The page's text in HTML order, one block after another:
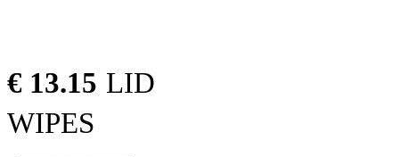
€ 13.15 LID
WIPES